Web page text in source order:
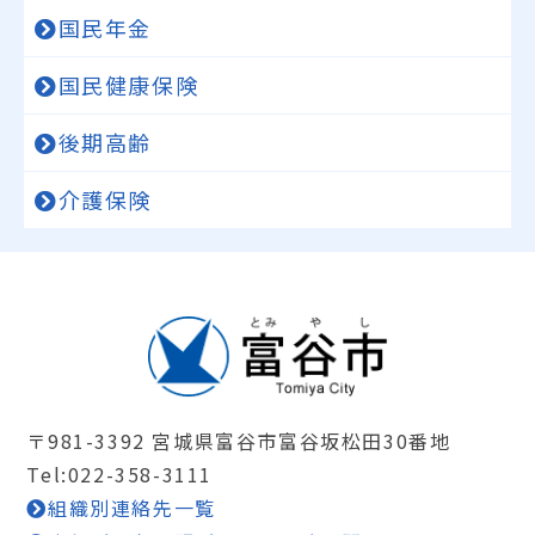
国民年金
国民健康保険
後期高齢
介護保険
〒981-3392 宮城県富谷市富谷坂松田30番地
Tel:022-358-3111
組織別連絡先一覧